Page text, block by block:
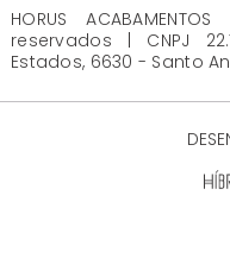
HORUS
reservados | CNPJ
Estados, 6630 - Santo